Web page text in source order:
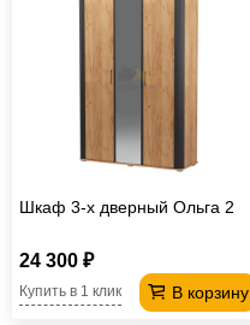
Шкаф 3-х дверный Ольга 2
24 300 ₽
В корзину
Купить в 1 клик